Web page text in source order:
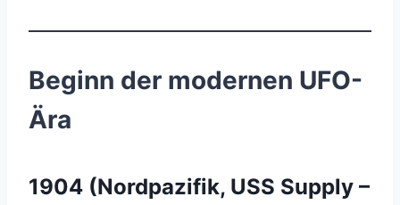
Beginn der modernen UFO-
Ära
1904 (Nordpazifik, USS Supply –